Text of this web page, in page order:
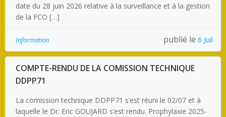
date du 28 juin 2026 relative à la surveillance et à la gestion
de la FCO […]
Information publié le 6 Juil
COMPTE-RENDU DE LA COMISSION TECHNIQUE
DDPP71
La comission technique DDPP71 s’est réuni le 02/07 et à
laquelle le Dr. Eric GOUJARD s’est rendu. Prophylaxie 2025-